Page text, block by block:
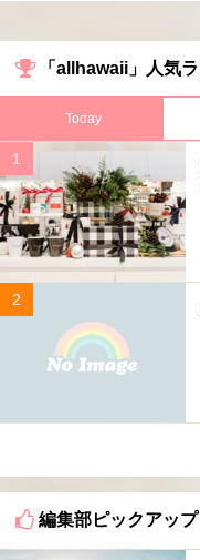
「allhawaii」人気
Today
編集部ピックアップ